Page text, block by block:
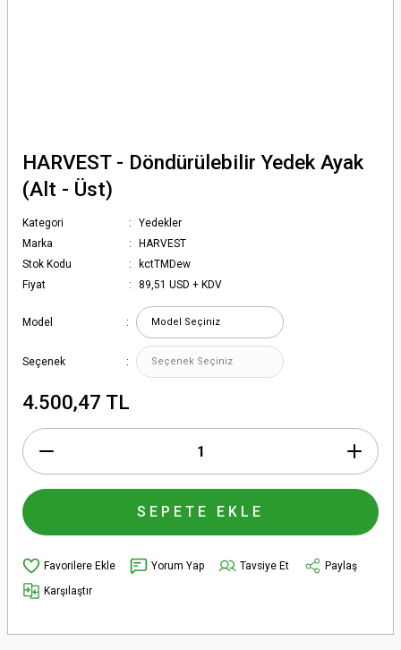
HARVEST - Döndürülebilir Yedek Ayak
(Alt - Üst)
Kategori
Yedekler
Marka
HARVEST
Stok Kodu
kctTMDew
Fiyat
89,51 USD + KDV
Model
Seçenek
4.500,47 TL
SEPETE EKLE
Yorum Yap Tavsiye Et
Paylaş
Karşılaştır